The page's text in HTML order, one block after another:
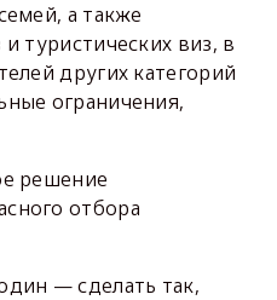
а также
туристических виз, в
других категорий
ограничения,
решение
отбора
— сделать так,